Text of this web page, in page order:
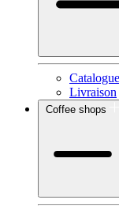
Catalogue
Livraison
Coffee shops